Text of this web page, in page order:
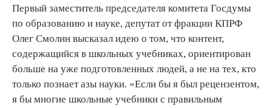
Первый заместитель председателя комитета Госдумы
по образованию и науке, депутат от фракции КПРФ
Олег Смолин высказал идею о том, что контент,
содержащийся в школьных учебниках, ориентирован
больше на уже подготовленных людей, а не на тех, кто
только познает азы науки. «Если бы я был рецензентом,
я бы многие школьные учебники с правильным